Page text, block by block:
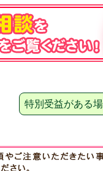
特別受益がある